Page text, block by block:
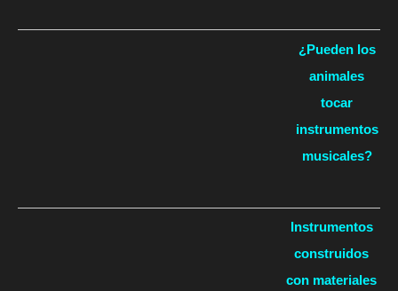
¿Pueden los
animales
tocar
instrumentos
musicales?
Instrumentos
construidos
con materiales